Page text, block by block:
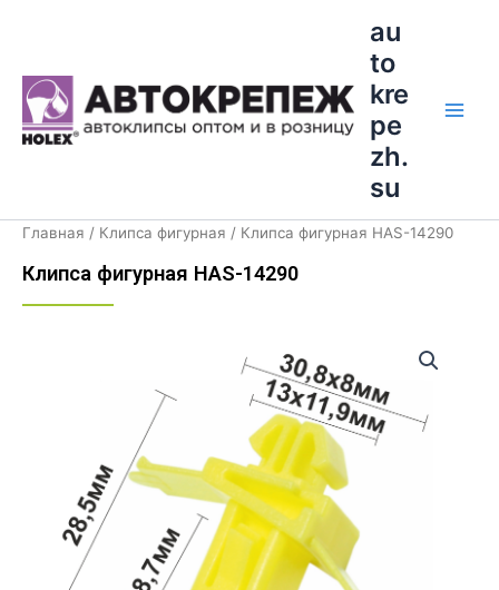
au
to
kre
pe
zh.
su
Главная / Клипса фигурная / Клипса фигурная HAS-14290
Клипса фигурная HAS-14290